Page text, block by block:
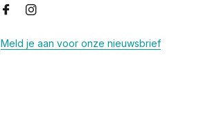
Meld je aan voor onze nieuwsbrief